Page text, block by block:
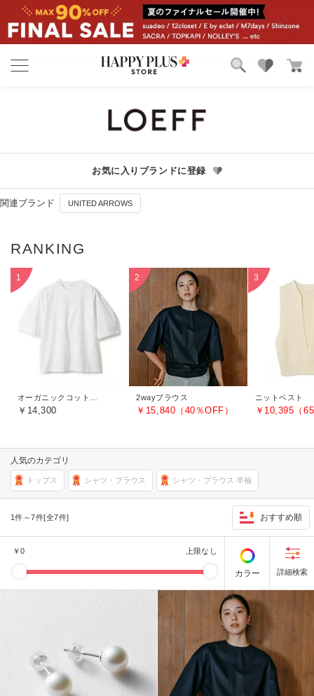
お気に入り
お気に入りブランドに登録
関連ブランド UNITED ARROWS
￥14,300
2wayブラウス
￥15,840（40％OFF）
ニットベスト
￥10,395（
人気のカテゴリ
トップス シャツ・ブラウス シャツ・ブラウス 半袖
1件～7件[全7件] おすすめ順
￥0 上限なし
カラー